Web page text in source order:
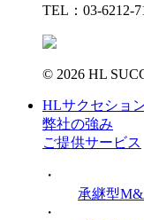
TEL：03-6212-
© 2026 HL
HLサクセショ
弊社の強み
ご提供サービス
・
承継型
・